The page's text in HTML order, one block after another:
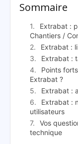
Sommaire
Extrabat :
Chantiers /
Extrabat :
Extrabat :
Points
Extrabat ?
Extrabat :
Extrabat :
utilisateurs
Vos
technique